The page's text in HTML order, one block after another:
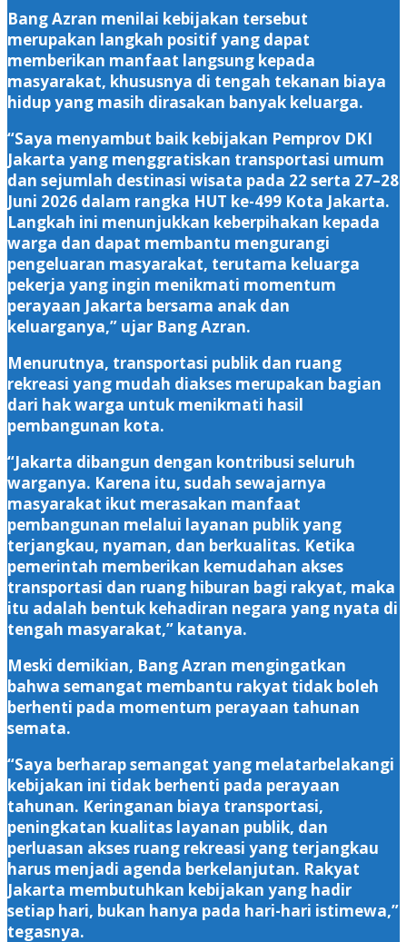
Bang Azran menilai kebijakan tersebut
merupakan langkah positif yang dapat
memberikan manfaat langsung kepada
masyarakat, khususnya di tengah tekanan biaya
hidup yang masih dirasakan banyak keluarga.
“Saya menyambut baik kebijakan Pemprov DKI
Jakarta yang menggratiskan transportasi umum
dan sejumlah destinasi wisata pada 22 serta 27–28
Juni 2026 dalam rangka HUT ke-499 Kota Jakarta.
Langkah ini menunjukkan keberpihakan kepada
warga dan dapat membantu mengurangi
pengeluaran masyarakat, terutama keluarga
pekerja yang ingin menikmati momentum
perayaan Jakarta bersama anak dan
keluarganya,” ujar Bang Azran.
Menurutnya, transportasi publik dan ruang
rekreasi yang mudah diakses merupakan bagian
dari hak warga untuk menikmati hasil
pembangunan kota.
“Jakarta dibangun dengan kontribusi seluruh
warganya. Karena itu, sudah sewajarnya
masyarakat ikut merasakan manfaat
pembangunan melalui layanan publik yang
terjangkau, nyaman, dan berkualitas. Ketika
pemerintah memberikan kemudahan akses
transportasi dan ruang hiburan bagi rakyat, maka
itu adalah bentuk kehadiran negara yang nyata di
tengah masyarakat,” katanya.
Meski demikian, Bang Azran mengingatkan
bahwa semangat membantu rakyat tidak boleh
berhenti pada momentum perayaan tahunan
semata.
“Saya berharap semangat yang melatarbelakangi
kebijakan ini tidak berhenti pada perayaan
tahunan. Keringanan biaya transportasi,
peningkatan kualitas layanan publik, dan
perluasan akses ruang rekreasi yang terjangkau
harus menjadi agenda berkelanjutan. Rakyat
Jakarta membutuhkan kebijakan yang hadir
setiap hari, bukan hanya pada hari-hari istimewa,”
tegasnya.